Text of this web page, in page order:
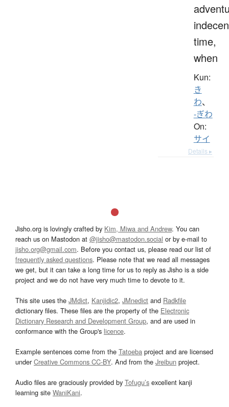
time,
when
Kun:
き
わ、
-ぎわ
On:
サイ
Details ▸
Jisho.org is lovingly crafted by Kim, Miwa and Andrew. You can
reach us on Mastodon at @jisho@mastodon.social or by e-mail to
jisho.org@gmail.com. Before you contact us, please read our list of
frequently asked questions. Please note that we read all messages
we get, but it can take a long time for us to reply as Jisho is a side
project and we do not have very much time to devote to it.
This site uses the JMdict, Kanjidic2, JMnedict and Radkfile
dictionary files. These files are the property of the Electronic
Dictionary Research and Development Group, and are used in
conformance with the Group's licence.
Example sentences come from the Tatoeba project and are licensed
underCreative Commons CC-BY. And from the Jreibun project.
Audio files are graciously provided by Tofugu’s excellent kanji
learning site WaniKani.